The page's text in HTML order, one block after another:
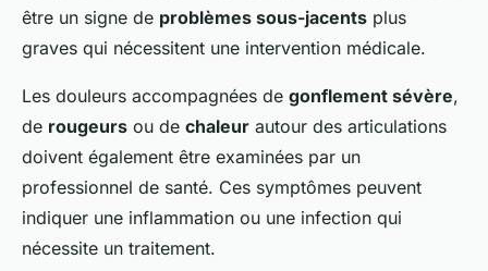
être un signe de problèmes sous-jacents plus
graves qui nécessitent une intervention médicale.
Les douleurs accompagnées de gonflement sévère,
de rougeurs ou de chaleur autour des articulations
doivent également être examinées par un
professionnel de santé. Ces symptômes peuvent
indiquer une inflammation ou une infection qui
nécessite un traitement.